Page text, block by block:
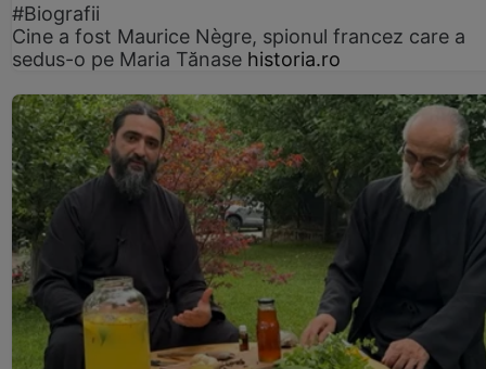
#Biografii
Cine a fost Maurice Nègre, spionul francez care a
sedus-o pe Maria Tănase historia.ro